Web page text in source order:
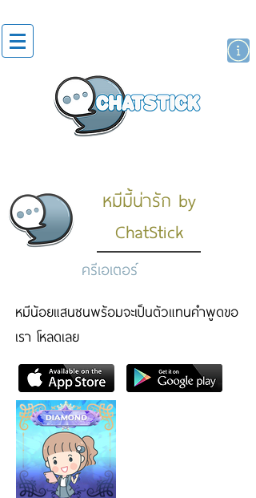
หมีมี้น่ารัก by
ChatStick
ครีเอเตอร์
หมีน้อยแสนซนพร้อมจะเป็นตัวแทนคำพูดขอ
เรา โหลดเลย